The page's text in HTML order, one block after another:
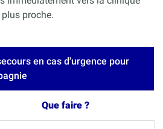
proche.
en cas d'urgence pour
Que faire ?